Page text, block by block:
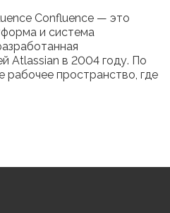
Confluence — это
и система
Atlassian в 2004 году. По
рабочее пространство, где